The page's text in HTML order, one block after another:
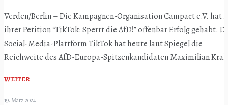
Verden/Berlin – Die Kampagnen-Organisation Campact e.V. hat
ihrer Petition “TikTok: Sperrt die AfD!” offenbar Erfolg gehabt.
Social-Media-Plattform TikTok hat heute laut Spiegel die
Reichweite des AfD-Europa-Spitzenkandidaten Maximilian Krah
WEITER
19. März 2024